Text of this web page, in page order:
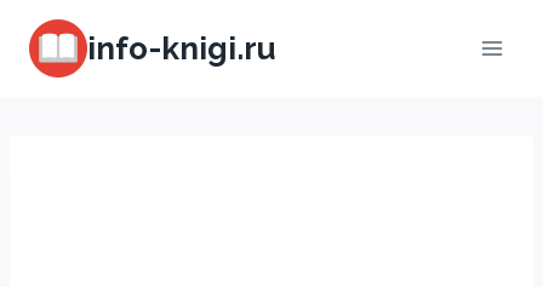
Перейти
содержимому
info-knigi.ru